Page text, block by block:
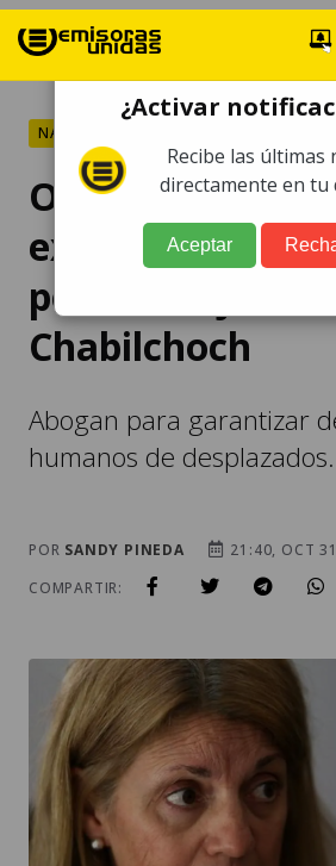
NACIONALES
ONU en
expresa
por desalojo en
Chabilchoch
Abogan para garantizar
humanos de desplazados.
POR SANDY PINEDA
21:40, OCT
COMPARTIR:
¿Activar
Recibe las últimas
directamente en tu
Aceptar